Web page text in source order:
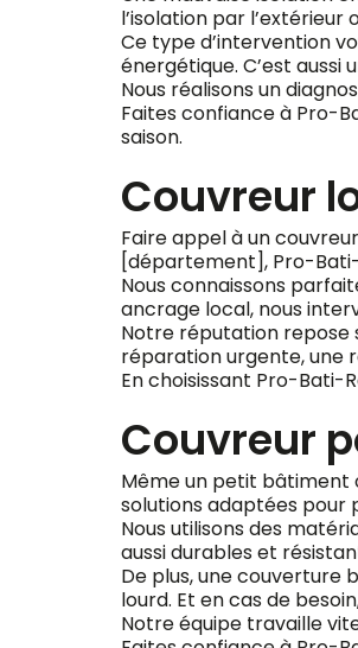
l’isolation par
Ce type d’intervention
énergétique. C’est
Nous réalisons un
Faites confiance à Pro-
saison.
Couvreur
Faire appel à un
[département], Pro-
Nous connaissons
ancrage local, nous
Notre réputation repose
réparation urgente, une
En choisissant Pro-Bati-
Couvreur
Même un petit bâtiment
solutions adaptées pour
Nous utilisons des
aussi durables et
De plus, une couverture
lourd. Et en cas de
Notre équipe travaille